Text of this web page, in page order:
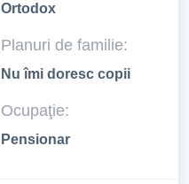
Ortodox
Planuri de familie:
Nu îmi doresc copii
Ocupaţie:
Pensionar